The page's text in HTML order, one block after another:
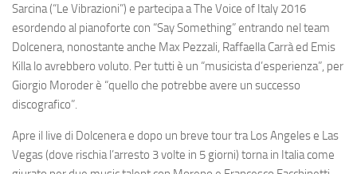
Sarcina (“Le Vibrazioni”) e partecipa a The Voice of Italy 2016
esordendo al pianoforte con “Say Something” entrando nel team
Dolcenera, nonostante anche Max Pezzali, Raffaella Carrà ed Emis
Killa lo avrebbero voluto. Per tutti è un “musicista d’esperienza”, per
Giorgio Moroder è “quello che potrebbe avere un successo
discografico”.
Apre il live di Dolcenera e dopo un breve tour tra Los Angeles e Las
Vegas (dove rischia l’arresto 3 volte in 5 giorni) torna in Italia come